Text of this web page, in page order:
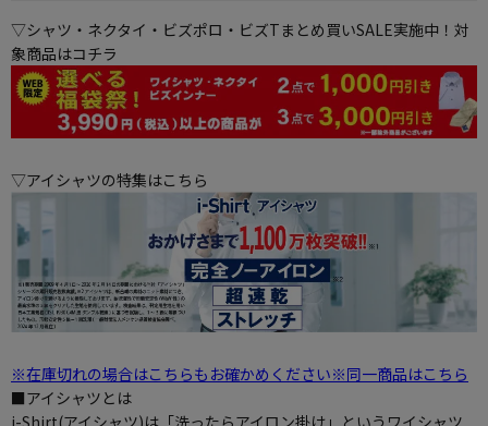
▽シャツ・ネクタイ・ビズポロ・ビズTまとめ買いSALE実施中！対
象商品はコチラ
▽アイシャツの特集はこちら
※在庫切れの場合はこちらもお確かめください※同一商品はこちら
■アイシャツとは
i-Shirt(アイシャツ)は「洗ったらアイロン掛け」というワイシャツ